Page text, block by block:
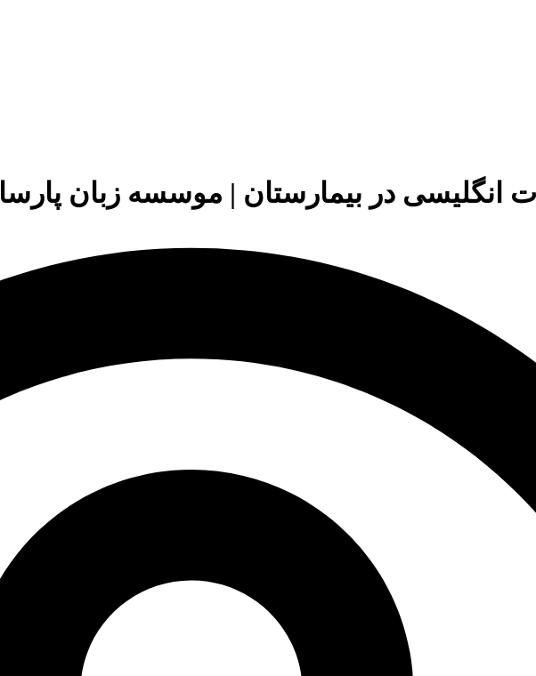
انگلیسی در بیمارستان | موسسه زبان پارسا